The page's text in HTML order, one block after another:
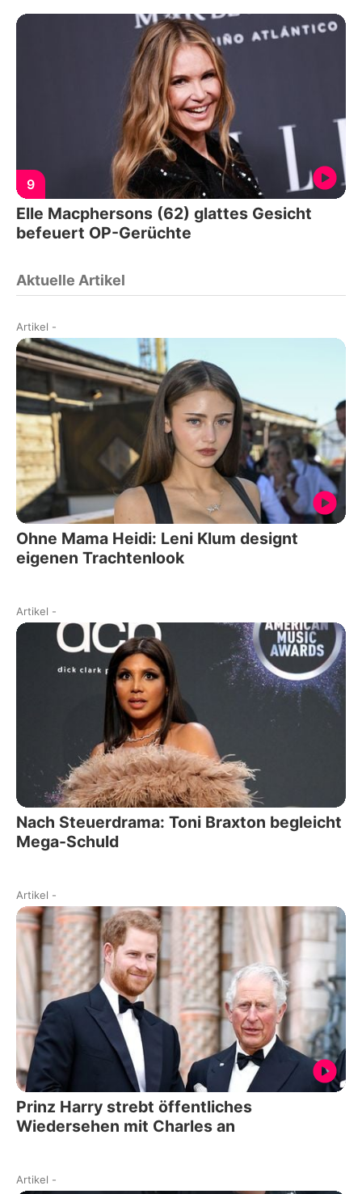
9
Elle Macphersons (62) glattes Gesicht
befeuert OP-Gerüchte
Aktuelle Artikel
Artikel -
Ohne Mama Heidi: Leni Klum designt
eigenen Trachtenlook
Artikel -
Nach Steuerdrama: Toni Braxton begleicht
Mega-Schuld
Artikel -
Prinz Harry strebt öffentliches
Wiedersehen mit Charles an
Artikel -